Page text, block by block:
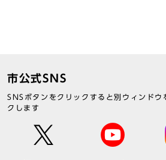
市公式SNS
SNSボタンをクリックすると別ウィンドウ
クします